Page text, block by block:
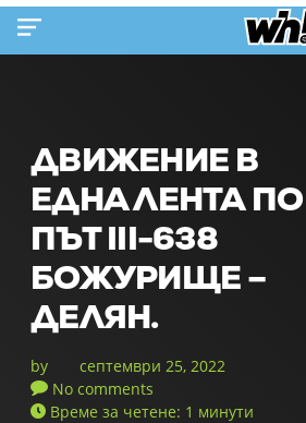
ДВИЖЕНИЕ В
ЕДНА ЛЕНТА ПО
ПЪТ III-638
БОЖУРИЩЕ –
ДЕЛЯН.
by
септември 25, 2022
No comments
Време за четене: 1 минути